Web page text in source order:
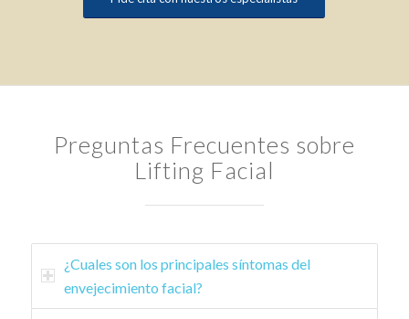
Preguntas Frecuentes sobre
Lifting Facial
¿Cuales son los principales síntomas del
envejecimiento facial?